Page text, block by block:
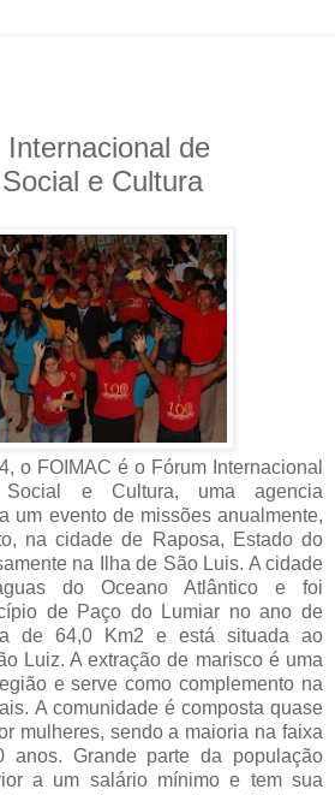
de
e Cultura
o FOIMAC é o Fórum Internacional
e Cultura, uma agencia
um evento de missões anualmente,
na cidade de Raposa, Estado do
na Ilha de São Luis. A cidade
do Oceano Atlântico e foi
de Paço do Lumiar no ano de
de 64,0 Km2 e está situada ao
Luiz. A extração de marisco é uma
e serve como complemento na
A comunidade é composta quase
mulheres, sendo a maioria na faixa
Grande parte da população
a um salário mínimo e tem sua